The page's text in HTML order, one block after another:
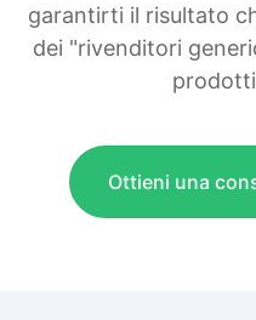
garantirti il risultato
dei "rivenditori
Ottieni una